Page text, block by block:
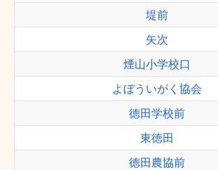
堤前
矢次
煙山小学校口
よぼういがく協会
徳田学校前
東徳田
徳田農協前